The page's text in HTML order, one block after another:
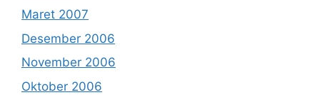
Maret 2007
Desember 2006
November 2006
Oktober 2006